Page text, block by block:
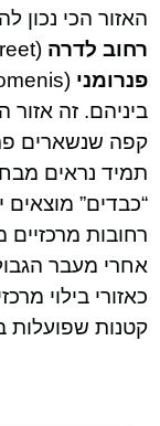
האזור הכי נכון
רחוב לדרה (Ledra Street),
פנרומני
ביניהם. זה אזור
קפה שנשארים
תמיד נראים
“כבדים” מוצאים
רחובות
אחרי מעבר
כאזורי בילוי
קטנות שפועלות